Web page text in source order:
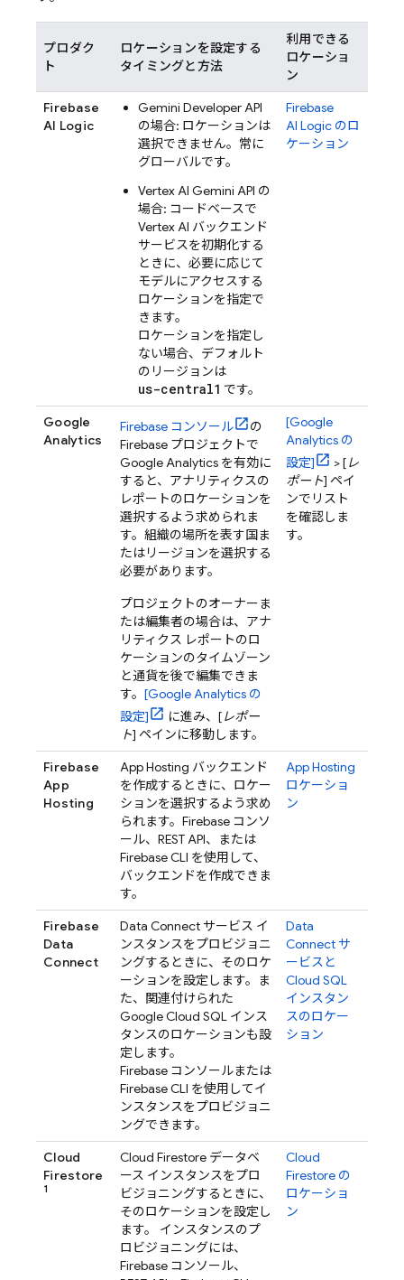
プロダク
ト
ロケーションを設定する
タイミングと方法
利用できる
ロケーショ
ン
Firebase
AI Logic
Gemini Developer API
の場合: ロケーションは
選択できません。常に
グローバルです。
Vertex AI Gemini API の
場合: コードベースで
Vertex AI バックエンド
サービスを初期化する
ときに、必要に応じて
モデルにアクセスする
ロケーションを指定で
きます。
ロケーションを指定し
ない場合、デフォルト
のリージョンは
us-central1 です。
Firebase
AI Logic のロ
ケーション
Google
Analytics
Firebase コンソール
の
Firebase プロジェクトで
Google Analytics を有効に
すると、アナリティクスの
レポートのロケーションを
選択するよう求められま
す。組織の場所を表す国ま
たはリージョンを選択する
必要があります。
プロジェクトのオーナーま
たは編集者の場合は、アナ
リティクス レポートのロ
ケーションのタイムゾーン
と通貨を後で編集できま
す。 [Google Analytics の
設定]
に進み、[レポー
ト] ペインに移動します。
[Google
Analytics の
設定]
> [レ
ポート] ペイ
ンでリスト
を確認しま
す。
Firebase
App
Hosting
App Hosting バックエンド
を作成するときに、ロケー
ションを選択するよう求め
られます。 Firebase コンソ
ール、REST API、または
FirebaseCLI を使用して、
バックエンドを作成できま
す。
App Hosting
ロケーショ
ン
Firebase
Data
Connect
Data Connect サービス イ
ンスタンスをプロビジョニ
ングするときに、そのロケ
ーションを設定します。ま
た、関連付けられた
Google Cloud SQL インス
タンスのロケーションも設
定します。
Firebase コンソールまたは
FirebaseCLI を使用してイ
ンスタンスをプロビジョニ
ングできます。
Data
Connect サ
ービスと
Cloud SQL
インスタン
スのロケー
ション
Cloud
Firestore
1
Cloud Firestore データベ
ース インスタンスをプロ
ビジョニングするときに、
そのロケーションを設定し
ます。 インスタンスのプ
ロビジョニングには、
Firebase コンソール、
Cloud
Firestore の
ロケーショ
ン